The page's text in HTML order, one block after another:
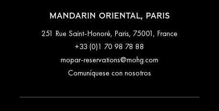
MANDARIN ORIENTAL, PARIS
251 Rue Saint-Honoré, Paris, 75001, France
+33 (0)1 70 98 78 88
mopar-reservations@mohg.com
Comuníquese con nosotros